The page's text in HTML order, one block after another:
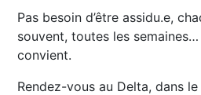
Pas besoin d’être assidu.e,
souvent, toutes les
convient.
Rendez-vous au Delta, dans le